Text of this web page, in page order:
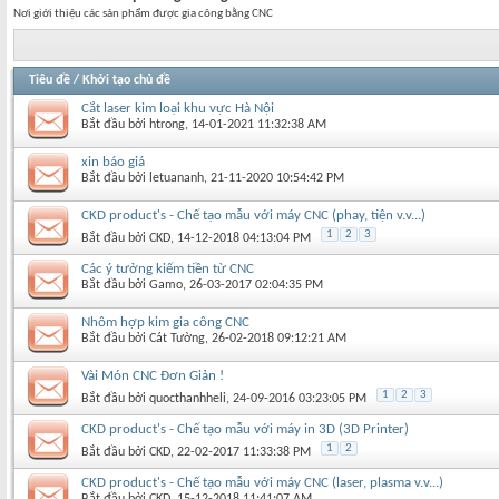
Nơi giới thiệu các sản phẩm được gia công bằng CNC
Tiêu đề / Khởi tạo chủ đề
Cắt laser kim loại khu vực Hà Nội
Bắt đầu bởi htrong‎, 14-01-2021 11:32:38 AM
xin báo giá
Bắt đầu bởi letuananh‎, 21-11-2020 10:54:42 PM
CKD product's - Chế tạo mẫu với máy CNC (phay, tiện v.v...)
Bắt đầu bởi CKD‎, 14-12-2018 04:13:04 PM 1 2 3
Các ý tưởng kiếm tiền từ CNC
Bắt đầu bởi Gamo‎, 26-03-2017 02:04:35 PM
Nhôm hợp kim gia công CNC
Bắt đầu bởi Cát Tường‎, 26-02-2018 09:12:21 AM
Vài Món CNC Đơn Giản !
Bắt đầu bởi quocthanhheli‎, 24-09-2016 03:23:05 PM 1 2 3
CKD product's - Chế tạo mẫu với máy in 3D (3D Printer)
Bắt đầu bởi CKD‎, 22-02-2017 11:33:38 PM 1 2
CKD product's - Chế tạo mẫu với máy CNC (laser, plasma v.v...)